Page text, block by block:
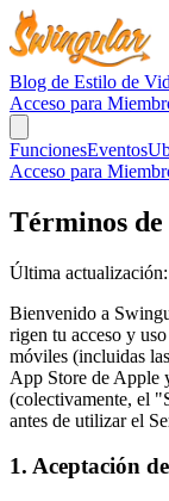
Blog de Estilo de
Acceso para
FuncionesEventos
Acceso para
Términos
Última
Bienvenido a
rigen tu acceso y
móviles (incluidas
App Store de Apple
(colectivamente, el
antes de utilizar el
1. Aceptación